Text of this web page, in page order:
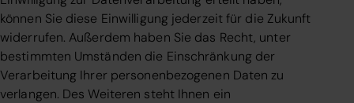
können Sie diese Einwilligung jederzeit für die Zukunft
widerrufen. Außerdem haben Sie das Recht, unter
bestimmten Umständen die Einschränkung der
Verarbeitung Ihrer personenbezogenen Daten zu
verlangen. Des Weiteren steht Ihnen ein